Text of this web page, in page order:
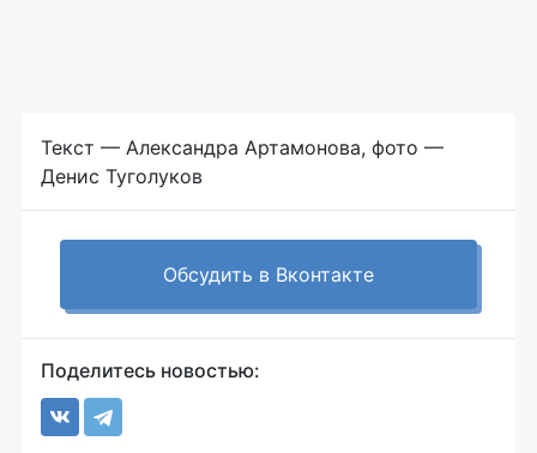
Текст — Александра Артамонова, фото —
Денис Туголуков
Обсудить в Вконтакте
Поделитесь новостью: